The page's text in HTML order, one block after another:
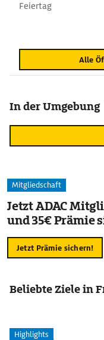
Feiertag
Alle
In der Umgebung
Mitgliedschaft
Jetzt ADAC
und 35€ Prämie
Jetzt Prämie sichern!
Beliebte Ziele in
Highlights